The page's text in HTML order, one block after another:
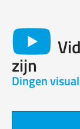
zijn
Dingen